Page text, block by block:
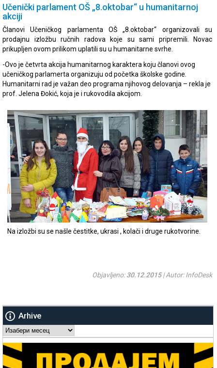
Učenički parlament OŠ „8.oktobar“ u humanitarnoj
akciji
Članovi Učeničkog parlamenta OŠ „8.oktobar“ organizovali su
prodajnu izložbu ručnih radova koje su sami pripremili. Novac
prikupljen ovom prilikom uplatili su u humanitarne svrhe.
-Ovo je četvrta akcija humanitarnog karaktera koju članovi ovog
učeničkog parlamerta organizuju od početka školske godine.
Humanitarni rad je važan deo programa njihovog delovanja – rekla je
prof. Jelena Đokić, koja je i rukovodila akcijom.
Na izložbi su se našle čestitke, ukrasi , kolači i druge rukotvorine.
Objavljeno:30.12.2015| Autor: InfoDesk
Arhive
Arhive